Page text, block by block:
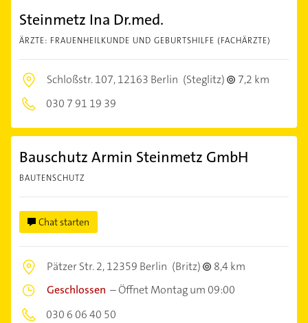
Steinmetz Ina Dr.med.
ÄRZTE: FRAUENHEILKUNDE UND GEBURTSHILFE (FACHÄRZTE)
Schloßstr. 107,12163 Berlin (Steglitz)
7,2 km
030 7 91 19 39
Bauschutz Armin Steinmetz GmbH
BAUTENSCHUTZ
Chat starten
Pätzer Str. 2,12359 Berlin (Britz)
8,4 km
Geschlossen –Öffnet Montag um 09:00
030 6 06 40 50